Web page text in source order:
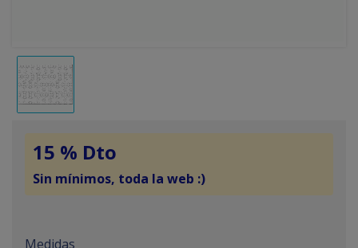
15 % Dto
Sin mínimos, toda la web :)
Medidas